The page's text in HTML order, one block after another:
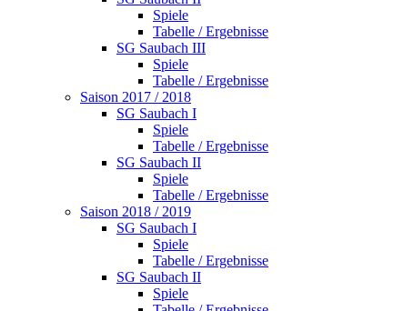
Spiele
Tabelle / Ergebnisse
SG Saubach III
Spiele
Tabelle / Ergebnisse
Saison 2017 / 2018
SG Saubach I
Spiele
Tabelle / Ergebnisse
SG Saubach II
Spiele
Tabelle / Ergebnisse
Saison 2018 / 2019
SG Saubach I
Spiele
Tabelle / Ergebnisse
SG Saubach II
Spiele